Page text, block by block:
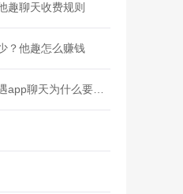
趣聊天收费规则
？他趣怎么赚钱